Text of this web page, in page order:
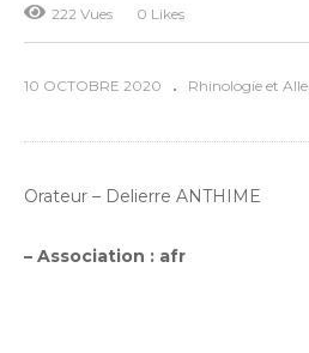
222 Vues 0 Likes
10 OCTOBRE 2020 Rhinologie et
Orateur – Delierre ANTHIME
– Association : afr